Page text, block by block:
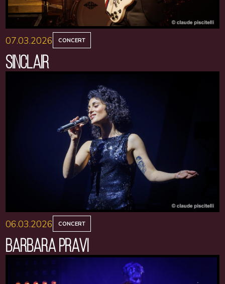
07.03.2026 CONCERT
SINCLAIR
06.03.2026 CONCERT
BARBARA PRAVI